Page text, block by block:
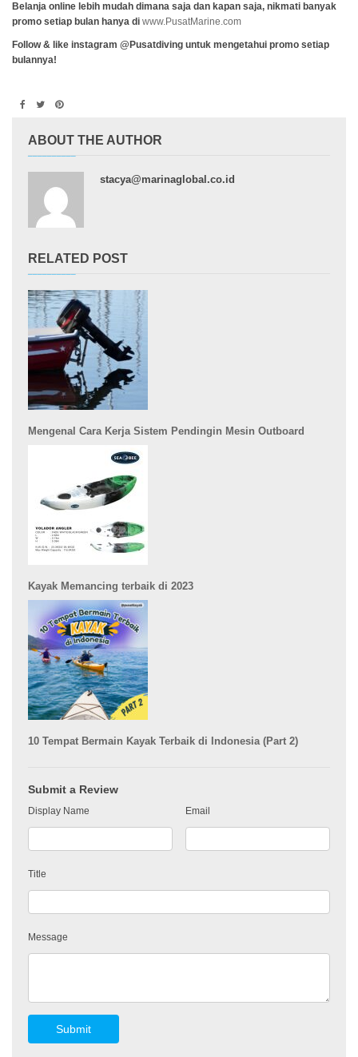
Belanja online lebih mudah dimana saja dan kapan saja, nikmati banyak
promo setiap bulan hanya di www.PusatMarine.com
Follow & like instagram @Pusatdiving untuk mengetahui promo setiap
bulannya!
ABOUT THE AUTHOR
stacya@marinaglobal.co.id
RELATED POST
Mengenal Cara Kerja Sistem Pendingin Mesin Outboard
Kayak Memancing terbaik di 2023
10 Tempat Bermain Kayak Terbaik di Indonesia (Part 2)
Submit a Review
Display Name Email
Title
Message
Submit